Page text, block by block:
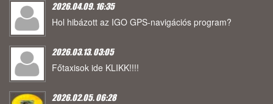
2026.04.09. 16:35
Hol hibázott az IGO GPS-navigációs program?
2026.03.13. 03:05
Főtaxisok ide KLIKK!!!!
2026.02.05. 06:28